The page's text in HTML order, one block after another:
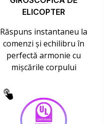
ELICOPTER
Răspuns instantaneu la
comenzi și echilibru în
perfectă armonie cu
mișcările corpului